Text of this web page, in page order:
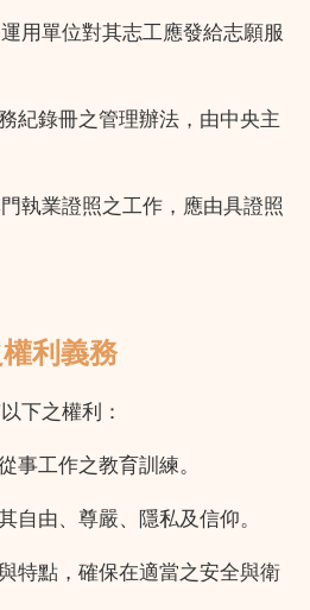
用單位對其志工應發給志願服
紀錄冊之管理辦法，由中央主
執業證照之工作，應由具證照
利義務
下之權利：
事工作之教育訓練。
自由、尊嚴、隱私及信仰。
特點，確保在適當之安全與衛